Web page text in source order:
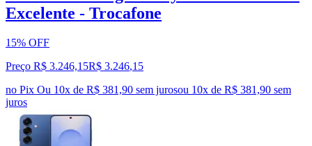
Excelente - Trocafone
15% OFF
Preço R$ 3.246,15R$ 3.246,15
no Pix Ou 10x de R$ 381,90 sem jurosou 10x de R$ 381,90 sem
juros